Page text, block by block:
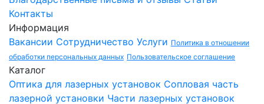
Контакты
Информация
Вакансии Сотрудничество Услуги Политика в отношении
обработки персональных данных Пользовательское соглашение
Каталог
Оптика для лазерных установок Сопловая часть
лазерной установки Части лазерных установок